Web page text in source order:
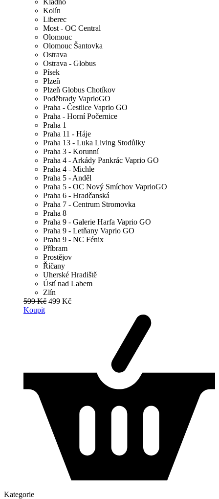
Kladno
Kolín
Liberec
Most - OC Central
Olomouc
Olomouc Šantovka
Ostrava
Ostrava - Globus
Písek
Plzeň
Plzeň Globus Chotíkov
Poděbrady VaprioGO
Praha - Čestlice Vaprio GO
Praha - Horní Počernice
Praha 1
Praha 11 - Háje
Praha 13 - Luka Living Stodůlky
Praha 3 - Korunní
Praha 4 - Arkády Pankrác Vaprio GO
Praha 4 - Michle
Praha 5 - Anděl
Praha 5 - OC Nový Smíchov VaprioGO
Praha 6 - Hradčanská
Praha 7 - Centrum Stromovka
Praha 8
Praha 9 - Galerie Harfa Vaprio GO
Praha 9 - Letňany Vaprio GO
Praha 9 - NC Fénix
Příbram
Prostějov
Říčany
Uherské Hradiště
Ústí nad Labem
Zlín
599 Kč 499 Kč
Koupit
Kategorie